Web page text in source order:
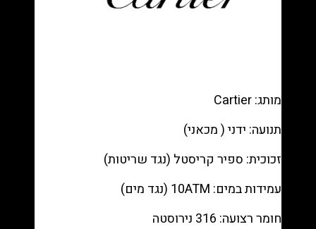
מותג: Cartier
תנועה: ידני ( מכאני)
זכוכית: ספיר קריסטל (נגד שריטות)
עמידות במים: 10ATM (נגד מים)
חומר רצועה: 316 נירוסטה